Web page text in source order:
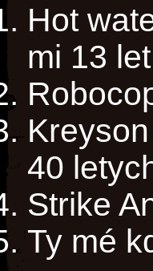
Hot
mi 13 let
40
Strike
Ty mé